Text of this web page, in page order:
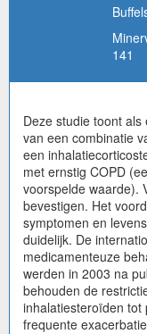
141
Deze studie toont
van een combinatie
een
met ernstig COPD
voorspelde waarde).
bevestigen. Het
symptomen en
duidelijk. De
medicamenteuze
werden in 2003 na
behouden de
inhalatiesteroïden tot
frequente